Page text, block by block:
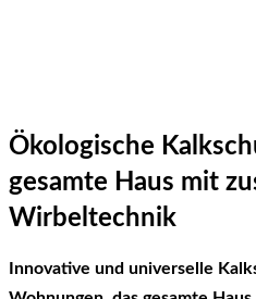
Ökologische
gesamte Haus mit
Wirbeltechnik
Innovative und universelle